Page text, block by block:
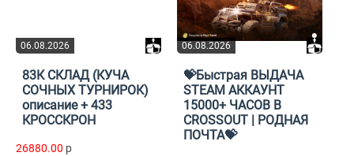
06.08.2026
83К СКЛАД (КУЧА
СОЧНЫХ ТУРНИРОК)
описание + 433
КРОССКРОН
26880.00 p
06.08.2026
💝Быстрая ВЫДАЧА
STEAM АККАУНТ
15000+ ЧАСОВ В
CROSSOUT | РОДНАЯ
ПОЧТА💝